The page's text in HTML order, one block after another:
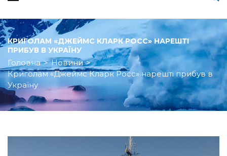
КРИГОЛАМ «ДЖЕЙМС КЛАРК РОСС» НАРЕШТІ
ПРИБУВ В УКРАЇНУ
Головна > Новини >
Криголам «Джеймс Кларк Росс» нарешті прибув в
Україну